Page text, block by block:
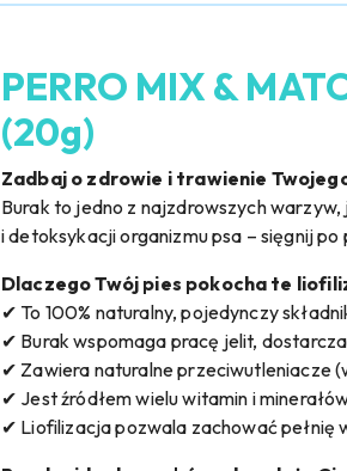
PERRO MIX &
(20g)
Zadbaj o zdrowie i trawienie
Burak to jedno z najzdrowszych
i detoksykacji organizmu psa – sięgnij po
Dlaczego Twój pies pokocha te
✔ To 100% naturalny, pojedynczy
✔ Burak wspomaga pracę jelit,
✔ Zawiera naturalne przeciwutleniacze
✔ Jest źródłem wielu witamin i
✔ Liofilizacja pozwala zachować